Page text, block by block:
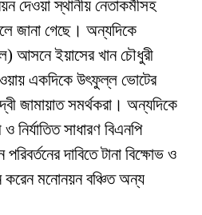
দেওয়া স্থানীয় নেতাকর্মীসহ
জানা গেছে। অন্যদিকে
আসনে ইয়াসের খান চৌধুরী
একদিকে উৎফুল্ল ভোটের
জামায়াত সমর্থকরা। অন্যদিকে
নির্যাতিত সাধারণ বিএনপি
দাবিতে টানা বিক্ষোভ ও
করেন মনোনয়ন বঞ্চিত অন্য